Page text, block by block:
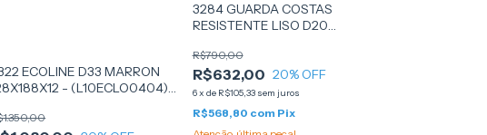
ECOLINE D33 MARRON
- (L10ECLO0404) -
3284 GUARDA COSTAS
RESISTENTE LISO D20
PROBEL
R$632,00
R$790,00
20% OFF
6x de R$105,33 sem juros
R$568,80 com Pix